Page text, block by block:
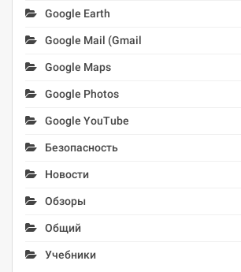
Google Earth
Google Mail (Gmail
Google Maps
Google Photos
Google YouTube
Безопасность
Новости
Обзоры
Общий
Учебники